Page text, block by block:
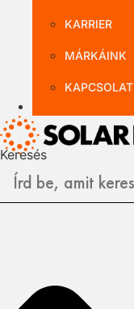
KARRIER
MÁRKÁINK
KAPCSOLAT
Keresés